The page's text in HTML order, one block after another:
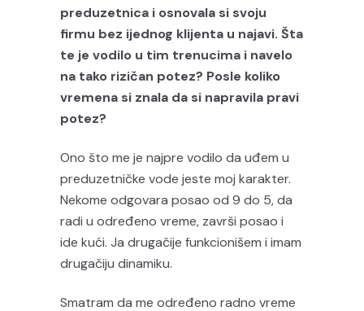
preduzetnica i osnovala si svoju
firmu bez ijednog klijenta u najavi. Šta
te je vodilo u tim trenucima i navelo
na tako rizičan potez? Posle koliko
vremena si znala da si napravila pravi
potez?
Ono što me je najpre vodilo da uđem u
preduzetničke vode jeste moj karakter.
Nekome odgovara posao od 9 do 5, da
radi u određeno vreme, završi posao i
ide kući. Ja drugačije funkcionišem i imam
drugačiju dinamiku.
Smatram da me određeno radno vreme